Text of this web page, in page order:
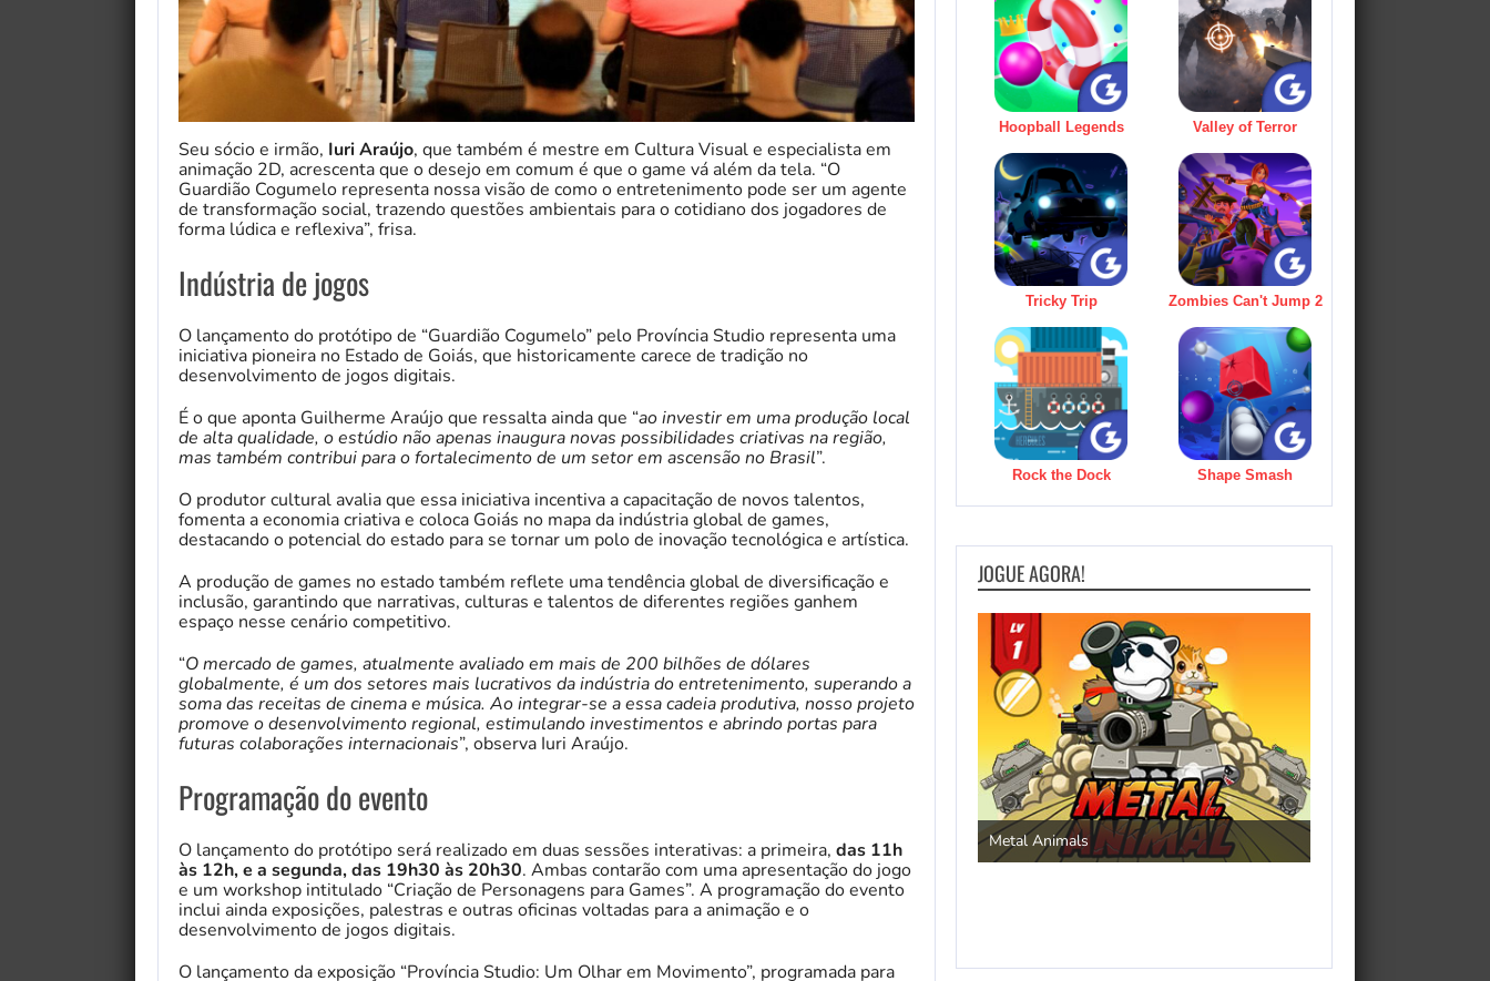
Seu sócio e irmão, Iuri Araújo, que também é mestre em Cultura Visual e especialista em
animação 2D, acrescenta que o desejo em comum é que o game vá além da tela. “O
Guardião Cogumelo representa nossa visão de como o entretenimento pode ser um agente
de transformação social, trazendo questões ambientais para o cotidiano dos jogadores de
forma lúdica e reflexiva”, frisa.
Indústria de jogos
O lançamento do protótipo de “Guardião Cogumelo” pelo Província Studio representa uma
iniciativa pioneira no Estado de Goiás, que historicamente carece de tradição no
desenvolvimento de jogos digitais.
É o que aponta Guilherme Araújo que ressalta ainda que “ao investir em uma produção local
de alta qualidade, o estúdio não apenas inaugura novas possibilidades criativas na região,
mas também contribui para o fortalecimento de um setor em ascensão no Brasil”.
O produtor cultural avalia que essa iniciativa incentiva a capacitação de novos talentos,
fomenta a economia criativa e coloca Goiás no mapa da indústria global de games,
destacando o potencial do estado para se tornar um polo de inovação tecnológica e artística.
A produção de games no estado também reflete uma tendência global de diversificação e
inclusão, garantindo que narrativas, culturas e talentos de diferentes regiões ganhem
espaço nesse cenário competitivo.
“O mercado de games, atualmente avaliado em mais de 200 bilhões de dólares
globalmente, é um dos setores mais lucrativos da indústria do entretenimento, superando a
soma das receitas de cinema e música. Ao integrar-se a essa cadeia produtiva, nosso projeto
promove o desenvolvimento regional, estimulando investimentos e abrindo portas para
futuras colaborações internacionais”, observa Iuri Araújo.
Programação do evento
O lançamento do protótipo será realizado em duas sessões interativas: a primeira, das 11h
às 12h, e a segunda, das 19h30 às 20h30. Ambas contarão com uma apresentação do jogo
e um workshop intitulado “Criação de Personagens para Games”. A programação do evento
inclui ainda exposições, palestras e outras oficinas voltadas para a animação e o
desenvolvimento de jogos digitais.
O lançamento da exposição “Província Studio: Um Olhar em Movimento”, programada para
Hoopball Legends Valley of Terror
Tricky Trip Zombies Can't Jump 2
Rock the Dock Shape Smash
JOGUE AGORA!
Metal Animals